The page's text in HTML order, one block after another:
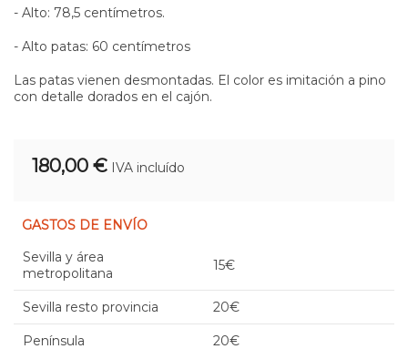
- Alto: 78,5 centímetros.
- Alto patas: 60 centímetros
Las patas vienen desmontadas. El color es imitación a pino
con detalle dorados en el cajón.
180,00 € IVA incluído
GASTOS DE ENVÍO
Sevilla y área
metropolitana
15€
Sevilla resto provincia 20€
Península 20€